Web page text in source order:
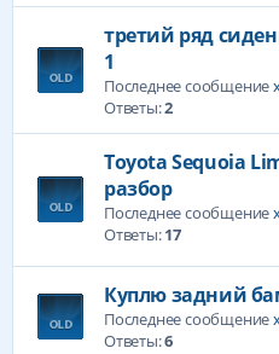
третий ряд
1
Последнее сообщение
Ответы:2
Toyota Sequoia
разбор
Последнее сообщение
Ответы:17
Куплю задний
Последнее сообщение
Ответы:6